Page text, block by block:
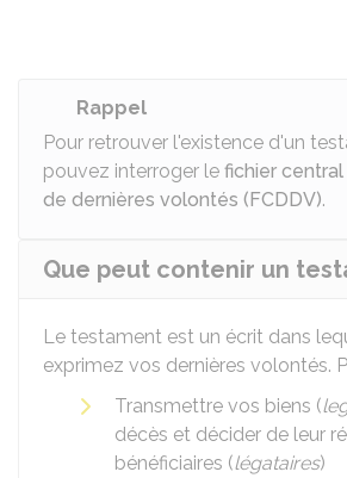
Rappel
Pour retrouver l'existence d'un
pouvez interroger le fichier
de dernières volontés (FCDDV).
Que peut contenir un
Le testament est un écrit dans
exprimez vos dernières volontés.
Transmettre vos biens (
décès et décider de leur
bénéficiaires (légataires)